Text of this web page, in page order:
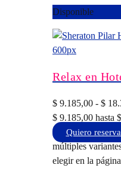
Disponible
Relax en
$ 9.185,00 - $
$ 9.185,00 hasta
Quiero
múltiples
elegir en la